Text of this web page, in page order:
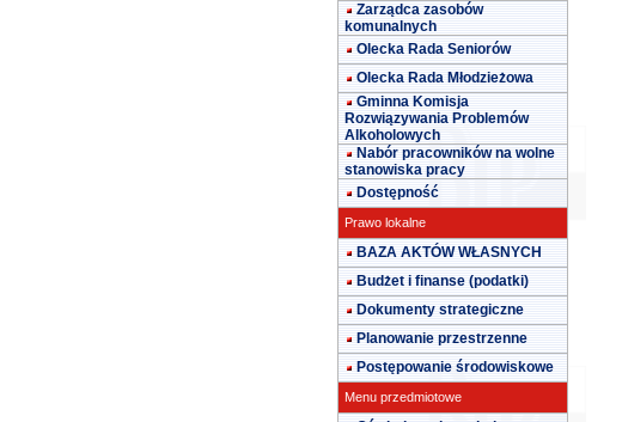
Zarządca zasobów
komunalnych
Olecka Rada Seniorów
Olecka Rada Młodzieżowa
Gminna Komisja
Rozwiązywania Problemów
Alkoholowych
Nabór pracowników na wolne
stanowiska pracy
Dostępność
Prawo lokalne
BAZA AKTÓW WŁASNYCH
Budżet i finanse (podatki)
Dokumenty strategiczne
Planowanie przestrzenne
Postępowanie środowiskowe
Menu przedmiotowe